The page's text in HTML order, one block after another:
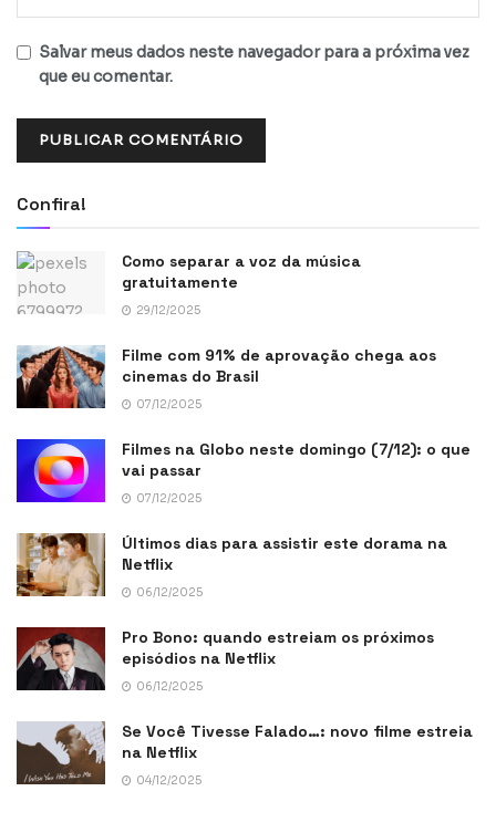
Salvar meus dados neste navegador para a próxima vez
que eu comentar.
Confira!
Como separar a voz da música
gratuitamente
29/12/2025
Filme com 91% de aprovação chega aos
cinemas do Brasil
07/12/2025
Filmes na Globo neste domingo (7/12): o que
vai passar
07/12/2025
Últimos dias para assistir este dorama na
Netflix
06/12/2025
Pro Bono: quando estreiam os próximos
episódios na Netflix
06/12/2025
Se Você Tivesse Falado…: novo filme estreia
na Netflix
04/12/2025